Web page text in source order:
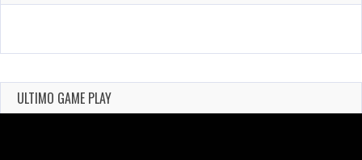
ULTIMO GAME PLAY